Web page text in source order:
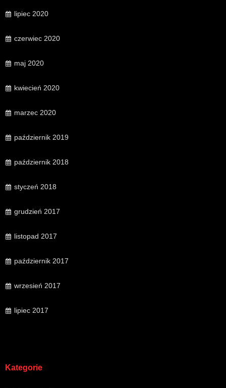
lipiec 2020
czerwiec 2020
maj 2020
kwiecień 2020
marzec 2020
październik 2019
październik 2018
styczeń 2018
grudzień 2017
listopad 2017
październik 2017
wrzesień 2017
lipiec 2017
Kategorie